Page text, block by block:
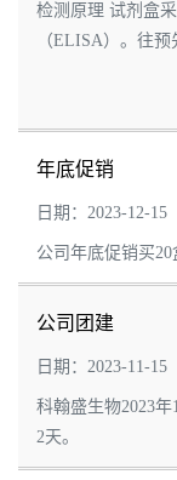
检测原理 试剂盒
（ELISA）。往
年底促销
日期：2023-12-15
公司年底促销买
公司团建
日期：2023-11-15
科翰盛生物2023
2天。